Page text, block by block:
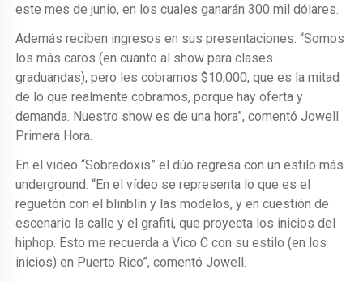
este mes de junio, en los cuales ganarán 300 mil dólares.
Además reciben ingresos en sus presentaciones. “Somos
los más caros (en cuanto al show para clases
graduandas), pero les cobramos $10,000, que es la mitad
de lo que realmente cobramos, porque hay oferta y
demanda. Nuestro show es de una hora”, comentó Jowell
Primera Hora.
En el video “Sobredoxis” el dúo regresa con un estilo más
underground. “En el vídeo se representa lo que es el
reguetón con el blinblín y las modelos, y en cuestión de
escenario la calle y el grafiti, que proyecta los inicios del
hiphop. Esto me recuerda a Vico C con su estilo (en los
inicios) en Puerto Rico”, comentó Jowell.